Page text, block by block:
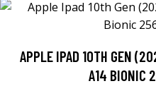
APPLE IPAD 10TH GEN
A14 BIONIC